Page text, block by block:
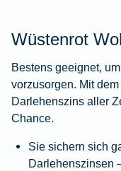
Wüstenrot
Bestens geeignet,
vorzusorgen. Mit
Darlehenszins aller
Chance.
Sie sichern sich
Darlehenszinsen